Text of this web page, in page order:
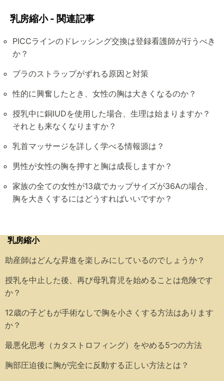
乳房縮小 - 関連記事
PICCラインのドレッシング交換は登録看護師が行うべき
か？
ブラのストラップがずれる原因と対策
性的に興奮したとき、女性の胸は大きくなるのか？
授乳中に銅IUDを使用した場合、生理は始まりますか？
それとも来なくなりますか？
乳首マッサージを詳しく学べる情報源は？
男性が女性の胸を押すと胸は成長しますか？
家族の全ての女性が13歳でカップサイズが36Aの場合、
胸を大きくするにはどうすればいいですか？
乳房縮小
助産師はどんな昇進を楽しみにしているのでしょうか？
授乳を中止した後、再び母乳育児を始めることは危険です
か？
12歳の子どもが手術なしで胸を小さくする方法はあります
か？
最悪化思考（カタストロフィング）をやめる5つの方法
胸部圧迫後に胸が完全に反動する正しい方法とは？